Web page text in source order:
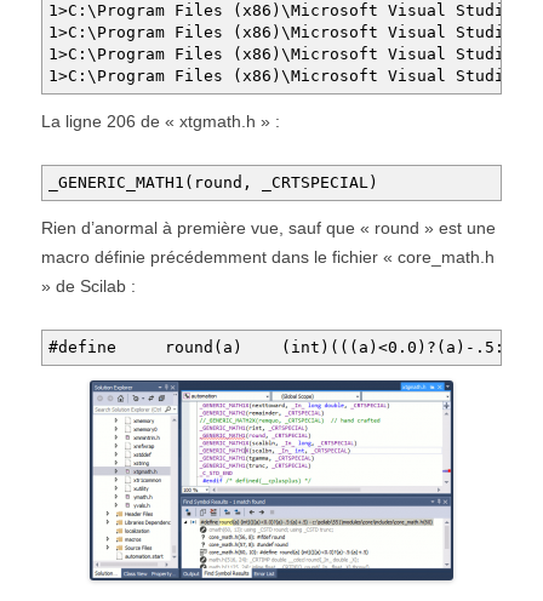
1>C:\Program Files (x86)\Microsoft Visual Studio
1>C:\Program Files (x86)\Microsoft Visual
1>C:\Program Files (x86)\Microsoft Visual
1>C:\Program Files (x86)\Microsoft Visual
La ligne 206 de « xtgmath.h » :
_GENERIC_MATH1(round, _CRTSPECIAL)
Rien d’anormal à première vue, sauf que « round » est une
macro définie précédemment dans le fichier « core_math.h
» de Scilab :
#define round(a) (int)(((a)<0.0)?(a)-